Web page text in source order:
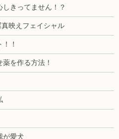
しきってません！？
映えフェイシャル
！
を作る方法！
が愛犬